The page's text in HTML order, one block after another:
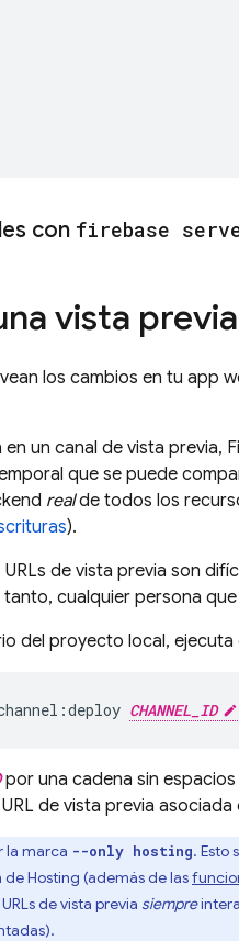
con firebase
vista
los cambios en tu app
un canal de vista previa,
que se puede
realde todos los
).
de vista previa son
cualquier persona
del proyecto local, ejecuta
CHANNEL_ID
por una cadena sin espacios
de vista previa
la marca --only hosting. Esto
deHosting (además de las
de vista previa siempre